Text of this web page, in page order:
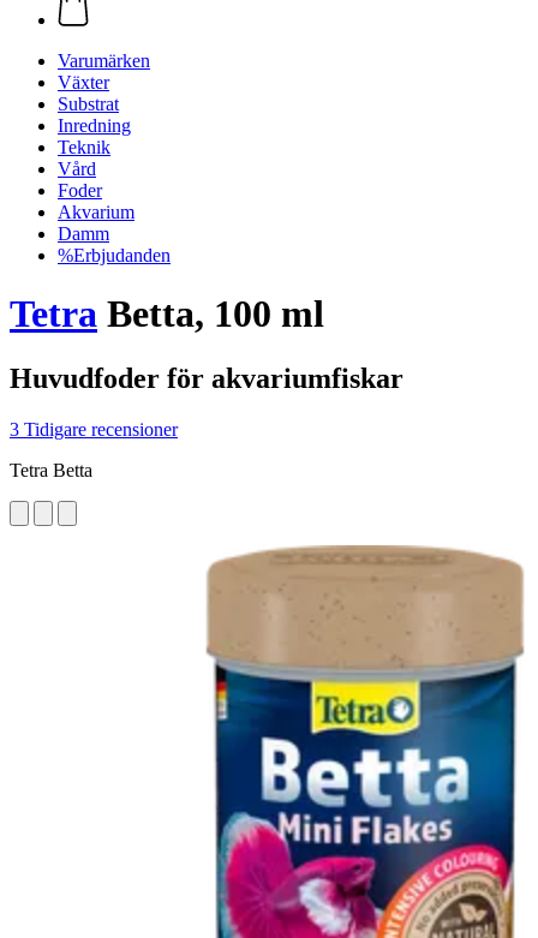
Varumärken
Växter
Substrat
Inredning
Teknik
Vård
Foder
Akvarium
Damm
%Erbjudanden
Tetra Betta, 100 ml
Huvudfoder för akvariumfiskar
3 Tidigare recensioner
Tetra Betta